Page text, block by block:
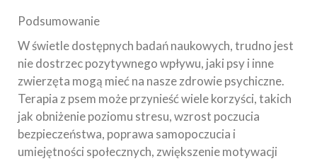
Podsumowanie
W świetle dostępnych badań naukowych, trudno jest
nie dostrzec pozytywnego wpływu, jaki psy i inne
zwierzęta mogą mieć na nasze zdrowie psychiczne.
Terapia z psem może przynieść wiele korzyści, takich
jak obniżenie poziomu stresu, wzrost poczucia
bezpieczeństwa, poprawa samopoczucia i
umiejętności społecznych, zwiększenie motywacji